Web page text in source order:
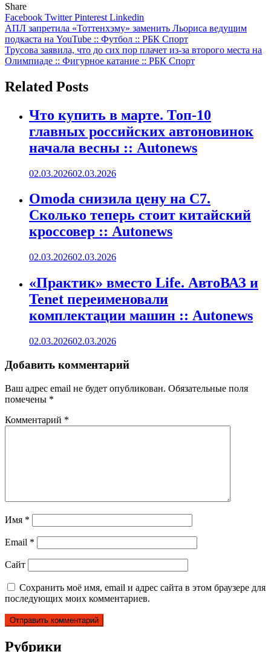
Share
Facebook TwitterPinterest Linkedin
Навигация
по
записям
АПЛ запретила «Тоттенхэму» заменить Льориса ведущим
подкаста на YouTube :: Футбол :: РБК Спорт
Трусова заявила, что до сих пор плачет из-за второго места на
Олимпиаде :: Фигурное катание :: РБК Спорт
Related Posts
Что купить в марте. Топ-10
главных российских автоновинок
начала весны :: Autonews
02.03.202602.03.2026
Omoda снизила цену на C7.
Сколько теперь стоит китайский
кроссовер :: Autonews
02.03.202602.03.2026
«Практик» вместо Life. АвтоВАЗ и
Tenet переименовали
комплектации машин :: Autonews
02.03.202602.03.2026
Добавить комментарий
Ваш адрес email не будет опубликован. Обязательные поля
помечены *
Комментарий *
Имя *
Email *
Сайт
Сохранить моё имя, email и адрес сайта в этом браузере для
последующих моих комментариев.
Рубрики